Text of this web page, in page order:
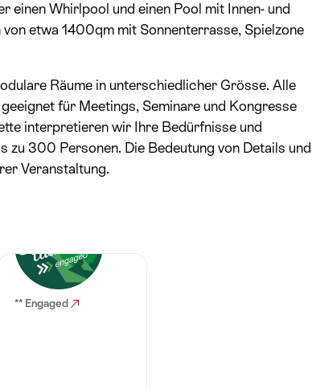
einen Whirlpool und einen Pool mit Innen- und
etwa 1400qm mit Sonnenterrasse, Spielzone
Räume in unterschiedlicher Grösse. Alle
für Meetings, Seminare und Kongresse
interpretieren wir Ihre Bedürfnisse und
300 Personen. Die Bedeutung von Details und
Veranstaltung.
** Engaged